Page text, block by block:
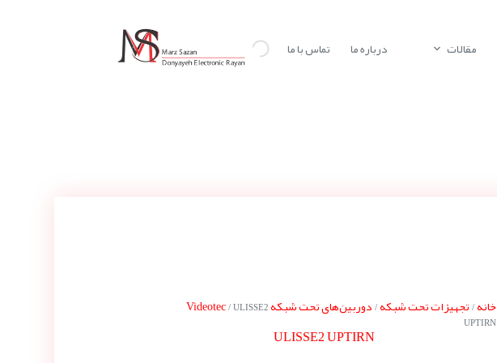
مقالات درباره ما تماس با ما
خانه/ تجهیزات تحت شبکه/ دوربین‌های تحت شبکه Videotec / ULISSE2
UPTIRN
ULISSE2 UPTIRN